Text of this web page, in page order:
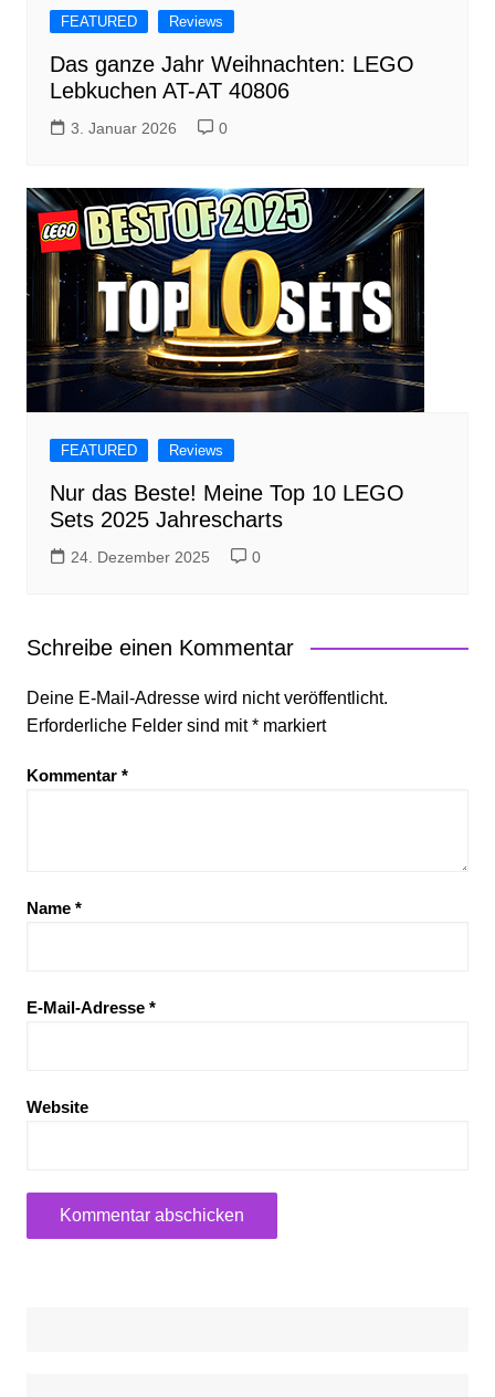
FEATURED Reviews
Das ganze Jahr Weihnachten: LEGO
Lebkuchen AT-AT 40806
3. Januar 2026 0
FEATURED Reviews
Nur das Beste! Meine Top 10 LEGO
Sets 2025 Jahrescharts
24. Dezember 2025 0
Schreibe einen Kommentar
Deine E-Mail-Adresse wird nicht veröffentlicht.
Erforderliche Felder sind mit*markiert
Kommentar *
Name *
E-Mail-Adresse *
Website